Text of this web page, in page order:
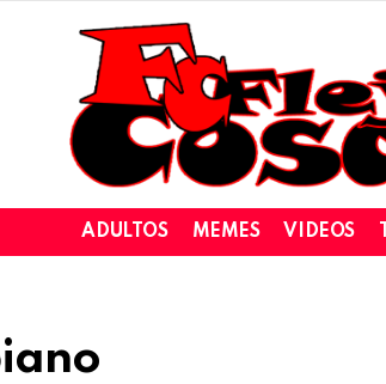
ADULTOS MEMES VIDEOS